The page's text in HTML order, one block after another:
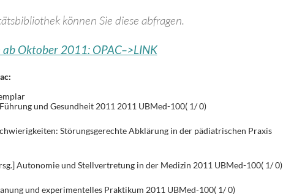
können Sie diese abfragen.
Oktober 2011: OPAC–>LINK
und Gesundheit 2011 2011 UBMed-100( 1/ 0)
Störungsgerechte Abklärung in der pädiatrischen Praxis
Autonomie und Stellvertretung in der Medizin 2011 UBMed-100( 1/ 0)
und experimentelles Praktikum 2011 UBMed-100( 1/ 0)